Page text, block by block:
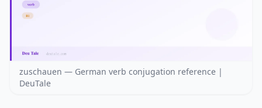
zuschauen — German verb conjugation reference |
DeuTale